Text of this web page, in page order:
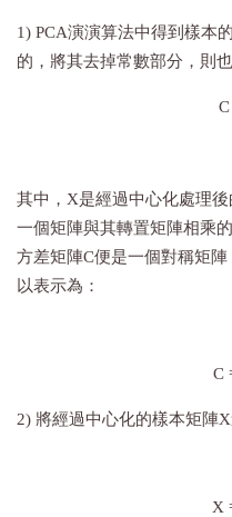
1) PCA演演算法中得到樣本
的，將其去掉常數部分，則
其中，X是經過中心化處理
一個矩陣與其轉置矩陣相乘
方差矩陣C便是一個對稱矩
以表示為：
C
2) 將經過中心化的樣本矩陣
X